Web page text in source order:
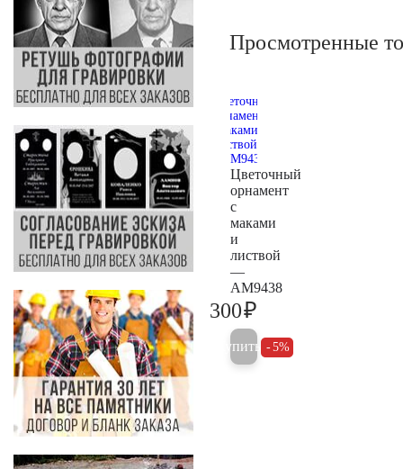
Просмотренные
Цветочный
орнамент
с
маками
и
листвой
—
AM9438
300₽
Купить 5%